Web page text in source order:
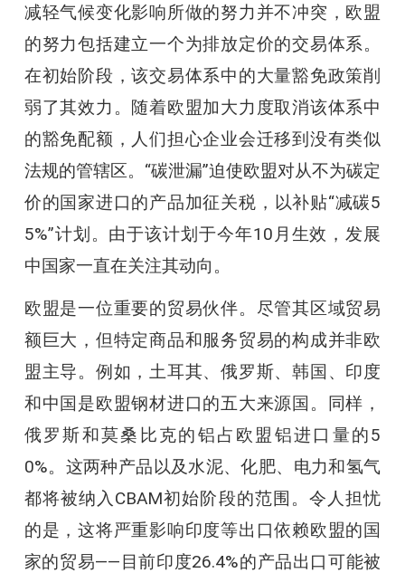
减轻气候变化影响所做的努力并不冲突，欧盟
的努力包括建立一个为排放定价的交易体系。
在初始阶段，该交易体系中的大量豁免政策削
弱了其效力。随着欧盟加大力度取消该体系中
的豁免配额，人们担心企业会迁移到没有类似
法规的管辖区。“碳泄漏”迫使欧盟对从不为碳定
价的国家进口的产品加征关税，以补贴“减碳5
5%”计划。由于该计划于今年10月生效，发展
中国家一直在关注其动向。
欧盟是一位重要的贸易伙伴。尽管其区域贸易
额巨大，但特定商品和服务贸易的构成并非欧
盟主导。例如，土耳其、俄罗斯、韩国、印度
和中国是欧盟钢材进口的五大来源国。同样，
俄罗斯和莫桑比克的铝占欧盟铝进口量的5
0%。这两种产品以及水泥、化肥、电力和氢气
都将被纳入CBAM初始阶段的范围。令人担忧
的是，这将严重影响印度等出口依赖欧盟的国
家的贸易——目前印度26.4%的产品出口可能被